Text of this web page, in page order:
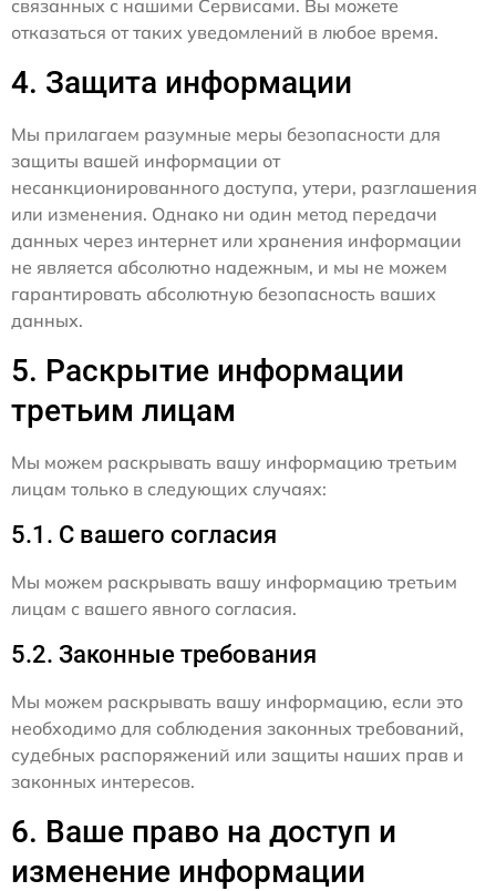
связанных с нашими Сервисами. Вы можете
отказаться от таких уведомлений в любое время.
4. Защита информации
Мы прилагаем разумные меры безопасности для
защиты вашей информации от
несанкционированного доступа, утери, разглашения
или изменения. Однако ни один метод передачи
данных через интернет или хранения информации
не является абсолютно надежным, и мы не можем
гарантировать абсолютную безопасность ваших
данных.
5. Раскрытие информации
третьим лицам
Мы можем раскрывать вашу информацию третьим
лицам только в следующих случаях:
5.1. С вашего согласия
Мы можем раскрывать вашу информацию третьим
лицам с вашего явного согласия.
5.2. Законные требования
Мы можем раскрывать вашу информацию, если это
необходимо для соблюдения законных требований,
судебных распоряжений или защиты наших прав и
законных интересов.
6. Ваше право на доступ и
изменение информации